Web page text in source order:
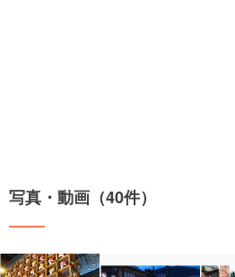
写真・動画（40件）